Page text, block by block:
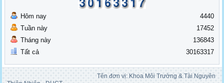
Hôm nay
Tuần này
Tháng này
Tất cả
4440
17452
136843
30163317
Tên đơn vị: Khoa Môi Trường & Tài Nguyên